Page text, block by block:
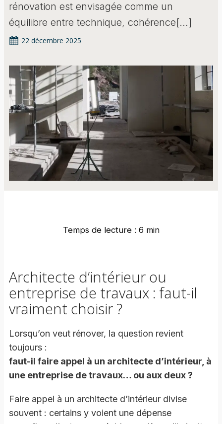
rénovation est envisagée comme un
équilibre entre technique, cohérence[…]
22 décembre 2025
Temps de lecture : 6 min
Architecte d’intérieur ou
entreprise de travaux : faut-il
vraiment choisir ?
Lorsqu’on veut rénover, la question revient
toujours :
faut-il faire appel à un architecte d’intérieur, à
une entreprise de travaux… ou aux deux ?
Faire appel à un architecte d’intérieur divise
souvent : certains y voient une dépense